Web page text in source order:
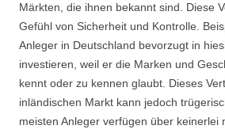
Märkten, die ihnen bekannt sind. Diese
Gefühl von Sicherheit und Kontrolle.
Anleger in Deutschland bevorzugt in
investieren, weil er die Marken und
kennt oder zu kennen glaubt. Dieses
inländischen Markt kann jedoch
meisten Anleger verfügen über keinerlei